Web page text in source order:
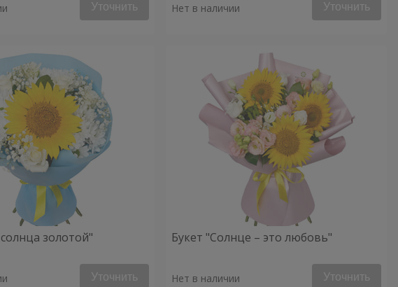
Уточнить Нет в наличии Уточнить
золотой"
Уточнить
Букет "Солнце – это любовь"
Нет в наличии Уточнить